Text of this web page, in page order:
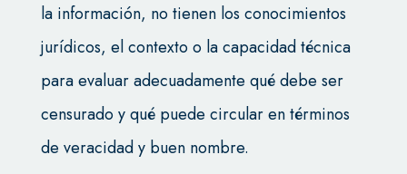
la información, no tienen los conocimientos
jurídicos, el contexto o la capacidad técnica
para evaluar adecuadamente qué debe ser
censurado y qué puede circular en términos
de veracidad y buen nombre.